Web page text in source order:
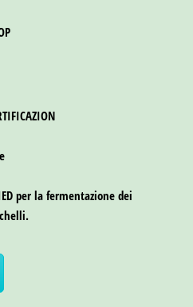
per la fermentazione dei